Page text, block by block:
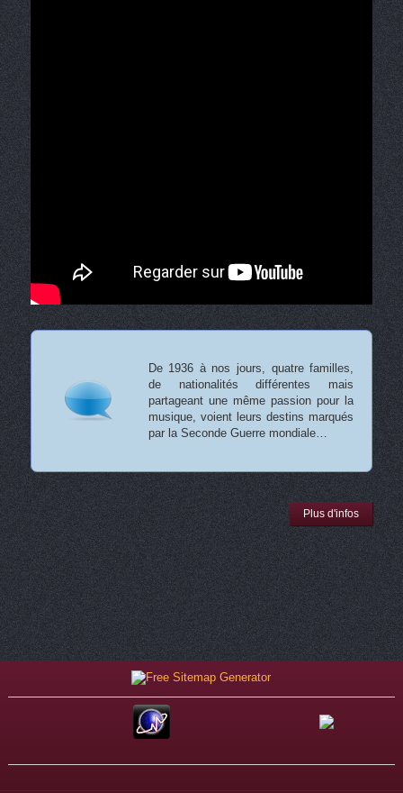
De 1936 à nos jours, quatre familles,
de nationalités différentes mais
partageant une même passion pour la
musique, voient leurs destins marqués
par la Seconde Guerre mondiale…
Plus d'infos